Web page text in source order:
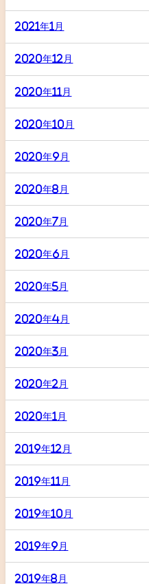
2021年1月
2020年12月
2020年11月
2020年10月
2020年9月
2020年8月
2020年7月
2020年6月
2020年5月
2020年4月
2020年3月
2020年2月
2020年1月
2019年12月
2019年11月
2019年10月
2019年9月
2019年8月